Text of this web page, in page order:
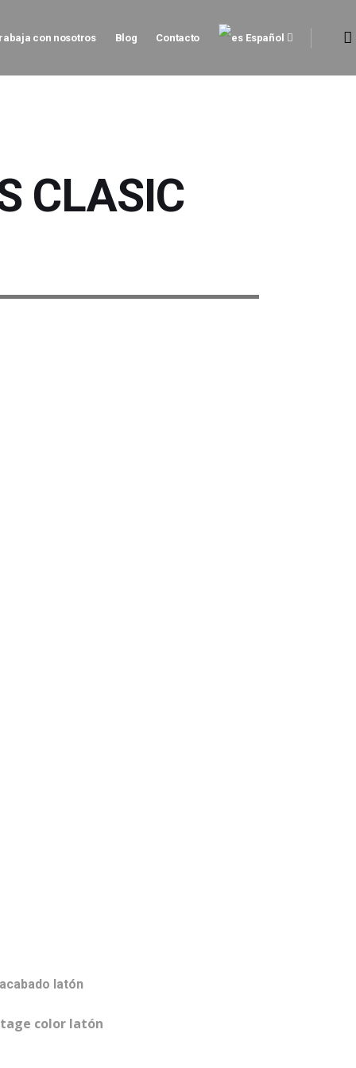
con nosotros Blog Contacto Español
CLASIC
latón
color latón